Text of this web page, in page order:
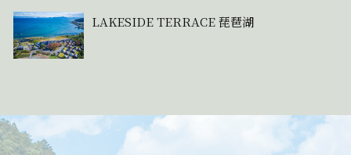
LAKESIDE TERRACE 琵琶湖